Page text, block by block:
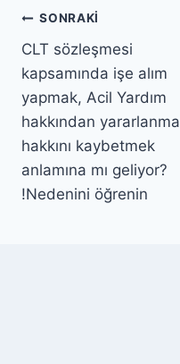
SONRAKI
CLT sözleşmesi
kapsamında işe alım
yapmak, Acil Yardım
hakkından yararlanma
hakkını kaybetmek
anlamına mı geliyor?
Nedenini öğrenin!